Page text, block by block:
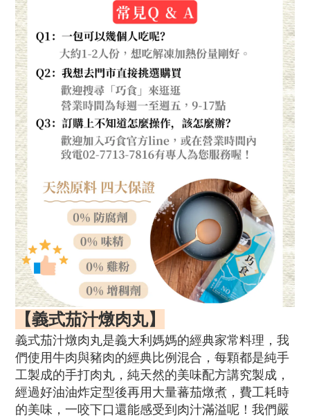
【義式茄汁燉肉丸】
義式茄汁燉肉丸是義大利媽媽的經典家常料理，我
們使用牛肉與豬肉的經典比例混合，每顆都是純手
工製成的手打肉丸，純天然的美味配方講究製成，
經過好油油炸定型後再用大量蕃茄燉煮，費工耗時
的美味，一咬下口還能感受到肉汁滿溢呢！我們嚴